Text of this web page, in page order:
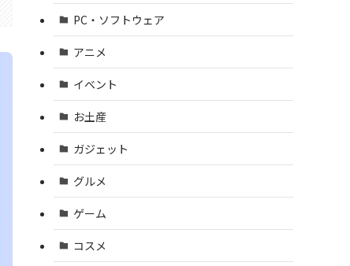
PC・ソフトウェア
アニメ
イベント
お土産
ガジェット
グルメ
ゲーム
コスメ